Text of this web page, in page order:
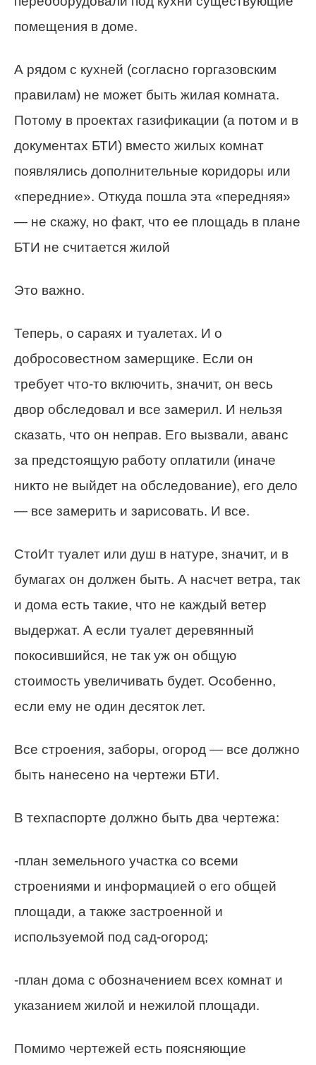
помещения в доме.
А рядом с кухней (согласно горгазовским
правилам) не может быть жилая комната.
Потому в проектах газификации (а потом и в
документах БТИ) вместо жилых комнат
появлялись дополнительные коридоры или
«передние». Откуда пошла эта «передняя»
— не скажу, но факт, что ее площадь в плане
БТИ не считается жилой
Это важно.
Теперь, о сараях и туалетах. И о
добросовестном замерщике. Если он
требует что-то включить, значит, он весь
двор обследовал и все замерил. И нельзя
сказать, что он неправ. Его вызвали, аванс
за предстоящую работу оплатили (иначе
никто не выйдет на обследование), его дело
— все замерить и зарисовать. И все.
СтоИт туалет или душ в натуре, значит, и в
бумагах он должен быть. А насчет ветра, так
и дома есть такие, что не каждый ветер
выдержат. А если туалет деревянный
покосившийся, не так уж он общую
стоимость увеличивать будет. Особенно,
если ему не один десяток лет.
Все строения, заборы, огород — все должно
быть нанесено на чертежи БТИ.
В техпаспорте должно быть два чертежа:
-план земельного участка со всеми
строениями и информацией о его общей
площади, а также застроенной и
используемой под сад-огород;
-план дома с обозначением всех комнат и
указанием жилой и нежилой площади.
Помимо чертежей есть поясняющие